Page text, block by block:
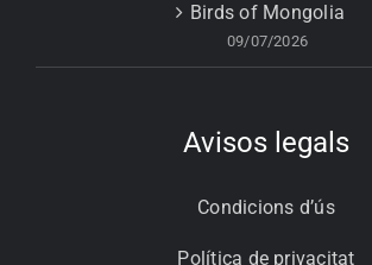
Birds of Mongolia
09/07/2026
Avisos legals
Condicions d’ús
Política de privacitat